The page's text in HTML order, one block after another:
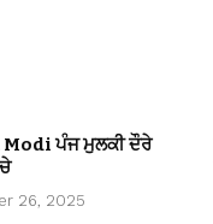
ਪੰਜ ਮੁਲਕੀ ਦੌਰੇ
26, 2025